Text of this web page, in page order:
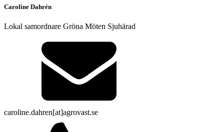
Caroline Dahrén
Lokal samordnare Gröna Möten Sjuhärad
caroline.dahren[at]agrovast.se